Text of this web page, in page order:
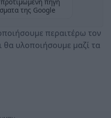
της Google
περαιτέρω τον
θα υλοποιήσουμε μαζί τα